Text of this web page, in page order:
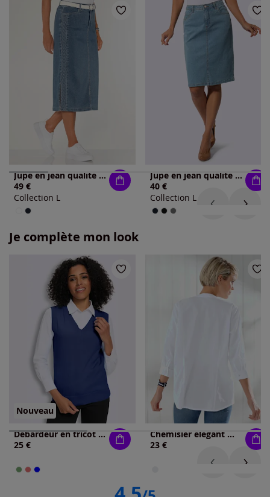
Jupe en jean qualité coton
49 €
Collection L
Jupe en jean qualité coton extensible indéformable
40 €
Collection L
Je complète mon look
Nouveau
Débardeur en tricot pur coton
25 €
Chemisier élégant manches 3/4 avec encolure en v
23 €